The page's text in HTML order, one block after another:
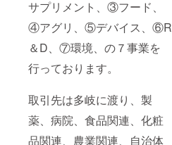
サプリメント、③フード、
④アグリ、⑤デバイス、⑥R
＆D、⑦環境、の７事業を
行っております。
取引先は多岐に渡り、製
薬、病院、食品関連、化粧
品関連、農業関連、自治体